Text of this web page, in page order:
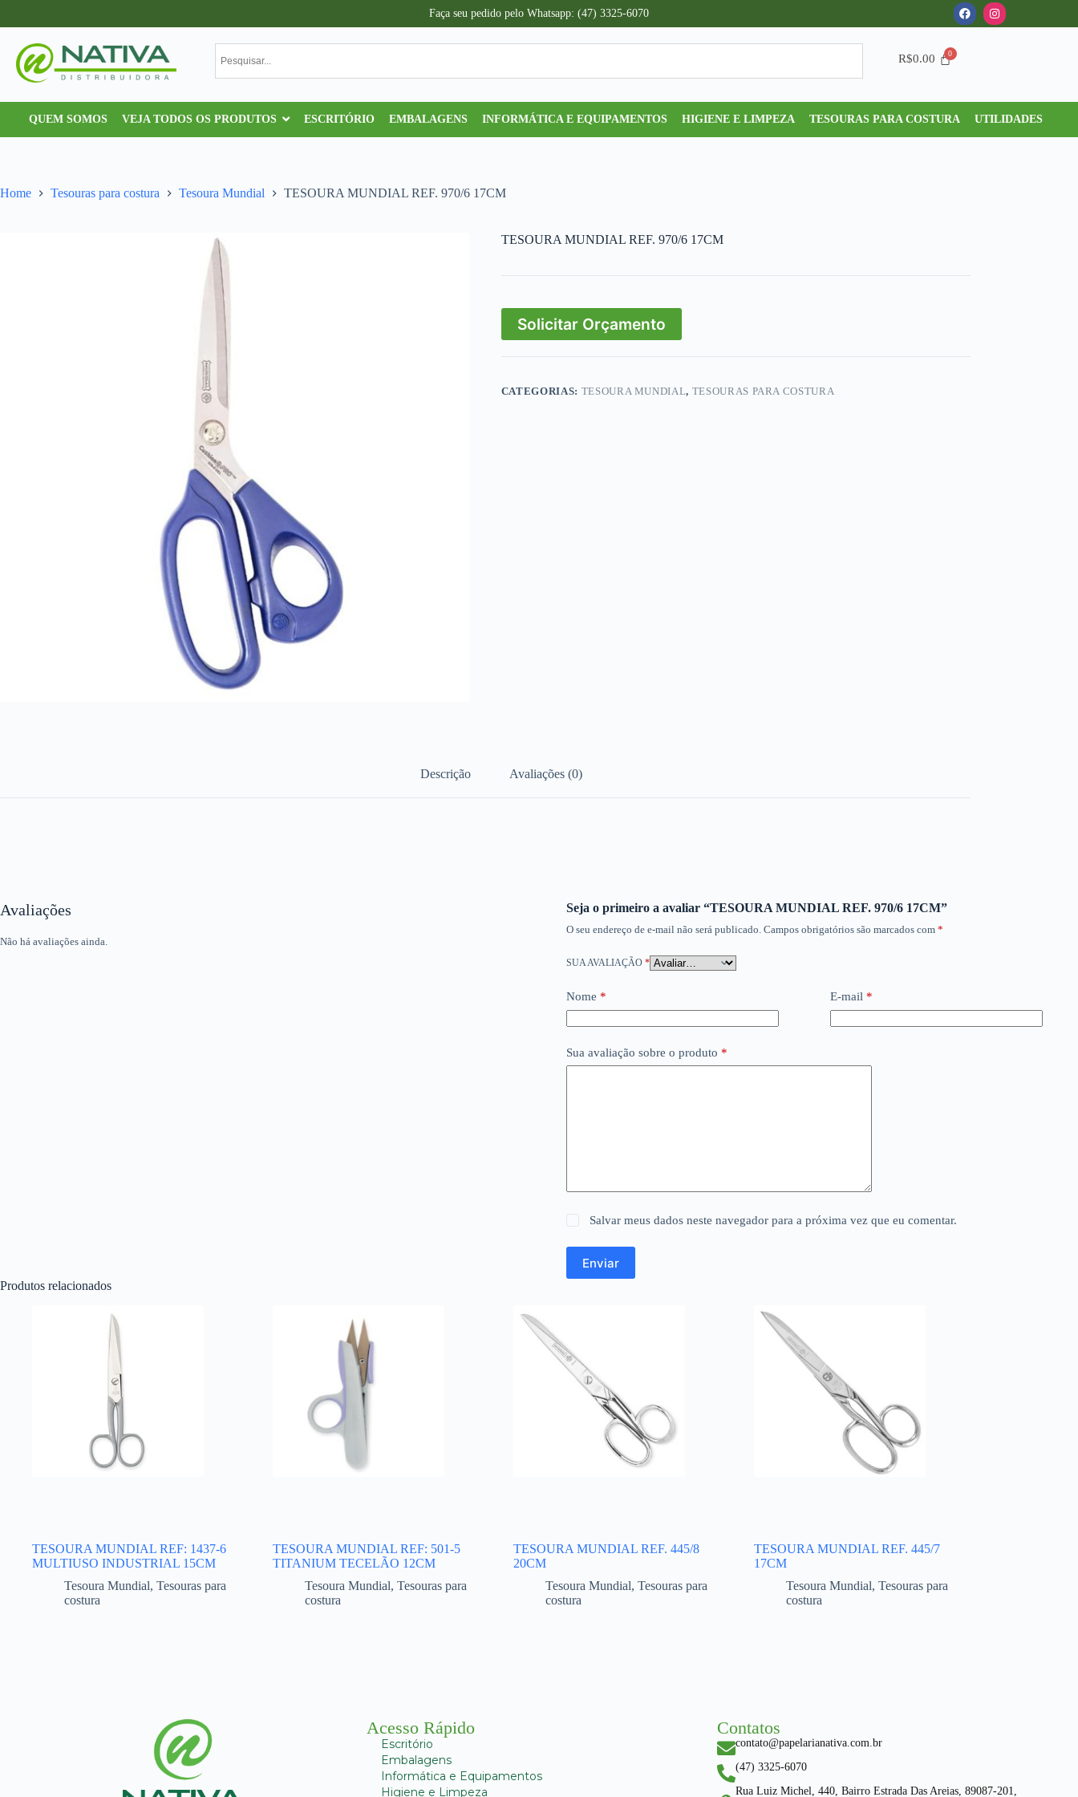
Faça seu pedido pelo Whatsapp: (47) 3325-6070
R$0.00
QUEM SOMOS VEJA TODOS OS PRODUTOS ESCRITÓRIO EMBALAGENS INFORMÁTICA E EQUIPAMENTOS HIGIENE E LIMPEZA TESOURAS PARA COSTURA UTILIDADES
Home Tesouras para costura Tesoura Mundial TESOURA MUNDIAL REF. 970/6 17CM
TESOURA MUNDIAL REF. 970/6 17CM
Solicitar Orçamento
CATEGORIAS: TESOURA MUNDIAL, TESOURAS PARA COSTURA
Descrição Avaliações (0)
Avaliações
Não há avaliações ainda.
Seja o primeiro a avaliar “TESOURA MUNDIAL REF. 970/6 17CM”
O seu endereço de e-mail não será publicado. Campos obrigatórios são marcados com *
SUA AVALIAÇÃO *
Nome * E-mail*
Sua avaliação sobre o produto *
Salvar meus dados neste navegador para a próxima vez que eu comentar.
Enviar
Produtos relacionados
TESOURA MUNDIAL REF: 1437-6
MULTIUSO INDUSTRIAL 15CM
Tesoura Mundial, Tesouras para
costura
TESOURA MUNDIAL REF: 501-5
TITANIUM TECELÃO 12CM
Tesoura Mundial, Tesouras para
costura
TESOURA MUNDIAL REF. 445/8
20CM
Tesoura Mundial, Tesouras para
costura
TESOURA MUNDIAL REF. 445/7
17CM
Tesoura Mundial, Tesouras para
costura
Acesso Rápido
Escritório
Embalagens
Informática e Equipamentos
Higiene e Limpeza
Contatos
contato@papelarianativa.com.br
(47) 3325-6070
Rua Luiz Michel, 440, Bairro Estrada Das Areias, 89087-201,